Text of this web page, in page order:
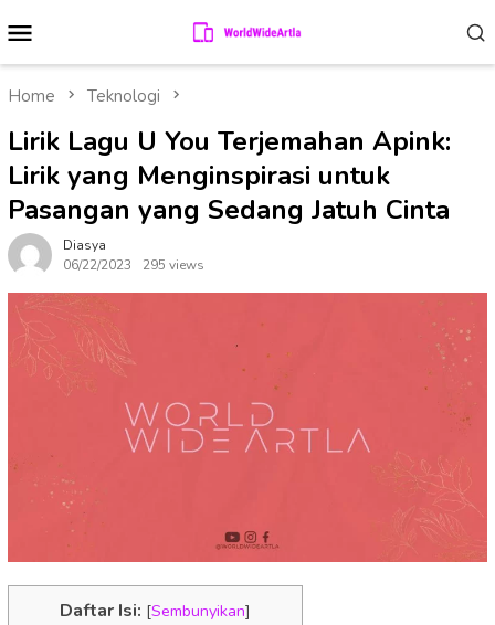
to
contentMenu
Home Teknologi
Lirik Lagu U You Terjemahan Apink:
Lirik yang Menginspirasi untuk
Pasangan yang Sedang Jatuh Cinta
Diasya
06/22/2023
295 views
Daftar Isi: [Sembunyikan]